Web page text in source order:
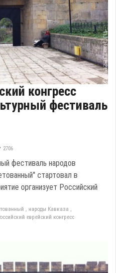
конгресс
фестиваль
2706
фестиваль народов
стартовал в
организует Российский
народы Кавказа
еврейский конгресс